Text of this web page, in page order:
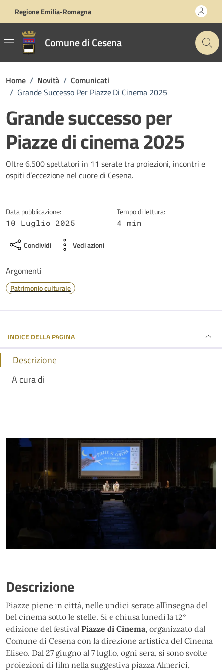
Regione Emilia-Romagna
Comune di Cesena
Home / Novità / Comunicati
/ Grande Successo Per Piazze Di Cinema 2025
Grande successo per
Piazze di cinema 2025
Dettagli della notizia
Oltre 6.500 spettatori in 11 serate tra proiezioni, incontri e
ospiti d’eccezione nel cuore di Cesena.
Data pubblicazione:
10 Luglio 2025
Tempo di lettura:
4 min
Condividi Vedi azioni
Argomenti
Patrimonio culturale
INDICE DELLA PAGINA
Descrizione
A cura di
Descrizione
Piazze piene in città, nelle undici serate all’insegna del
bel cinema sotto le stelle. Si è chiusa lunedì la 12°
edizione del festival Piazze di Cinema, organizzato dal
Comune di Cesena con la direzione artistica del Cinema
Eliseo. Dal 27 giugno al 7 luglio, ogni sera, si sono svolte
proiezioni di film nella suggestiva piazza Almerici,